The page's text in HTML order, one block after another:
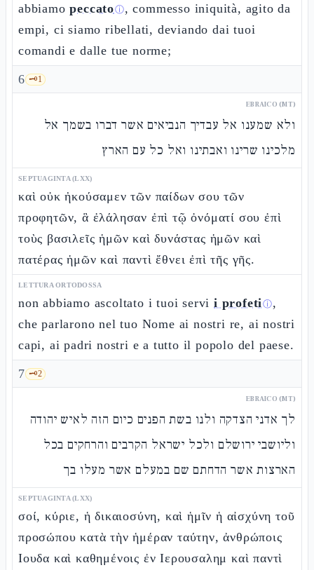
abbiamopeccatoⓘ, commesso iniquità, agito da
empi, ci siamo ribellati, deviando dai tuoi
comandi e dalle tue norme;
6 🗝️1
EBRAICO (MT)
ולא שמענו אל עבדיך הנביאים אשר דברו בשמך אל
מלכינו שרינו ואבתינו ואל כל עם הארץ
SEPTUAGINTA (LXX)
καὶ οὐκ ἠκούσαμεν τῶν παίδων σου τῶν
προφητῶν, ἃ ἐλάλησαν ἐπὶ τῷ ὀνόματί σου ἐπὶ
τοὺς βασιλεῖς ἡμῶν καὶ δυνάστας ἡμῶν καὶ
πατέρας ἡμῶν καὶ παντὶ ἔθνει ἐπὶ τῆς γῆς.
LETTURA ORTODOSSA
non abbiamo ascoltato i tuoi servi i profetiⓘ,
che parlarono nel tuo Nome ai nostri re, ai nostri
capi, ai padri nostri e a tutto il popolo del paese.
7 🗝️2
EBRAICO (MT)
לך אדני הצדקה ולנו בשת הפנים כיום הזה לאיש יהודה
וליושבי ירושלם ולכל ישראל הקרבים והרחקים בכל
הארצות אשר הדחתם שם במעלם אשר מעלו בך
SEPTUAGINTA (LXX)
σοί, κύριε, ἡ δικαιοσύνη, καὶ ἡμῖν ἡ αἰσχύνη τοῦ
προσώπου κατὰ τὴν ἡμέραν ταύτην, ἀνθρώποις
Ιουδα καὶ καθημένοις ἐν Ιερουσαλημ καὶ παντὶ